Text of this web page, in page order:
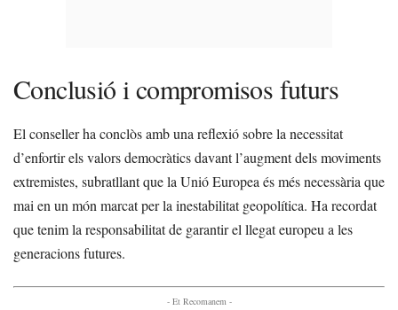
Conclusió i compromisos futurs
El conseller ha conclòs amb una reflexió sobre la necessitat
d’enfortir els valors democràtics davant l’augment dels moviments
extremistes, subratllant que la Unió Europea és més necessària que
mai en un món marcat per la inestabilitat geopolítica. Ha recordat
que tenim la responsabilitat de garantir el llegat europeu a les
generacions futures.
- Et Recomanem -